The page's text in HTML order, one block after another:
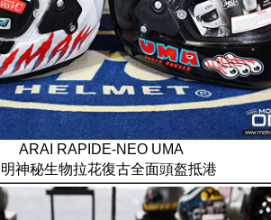
ARAI RAPIDE-NEO UMA
神秘生物拉花復古全面頭盔抵港